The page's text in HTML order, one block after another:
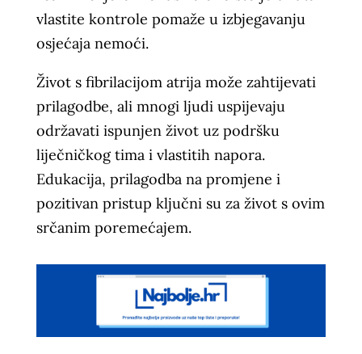
vlastite kontrole pomaže u izbjegavanju
osjećaja nemoći.
Život s fibrilacijom atrija može zahtijevati
prilagodbe, ali mnogi ljudi uspijevaju
održavati ispunjen život uz podršku
liječničkog tima i vlastitih napora.
Edukacija, prilagodba na promjene i
pozitivan pristup ključni su za život s ovim
srčanim poremećajem.